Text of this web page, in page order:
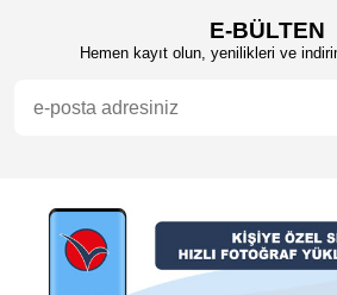
E-BÜLTEN
Hemen kayıt olun, yenilikleri ve